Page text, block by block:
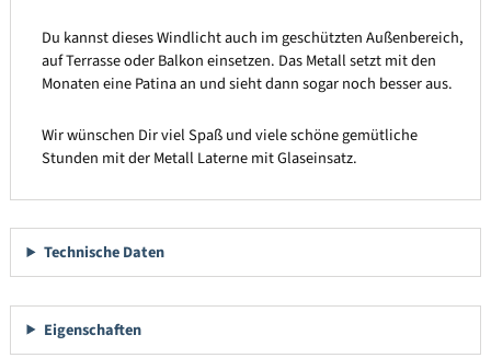
Du kannst dieses Windlicht auch im geschützten Außenbereich,
auf Terrasse oder Balkon einsetzen. Das Metall setzt mit den
Monaten eine Patina an und sieht dann sogar noch besser aus.
Wir wünschen Dir viel Spaß und viele schöne gemütliche
Stunden mit der Metall Laterne mit Glaseinsatz.
Technische Daten
Eigenschaften